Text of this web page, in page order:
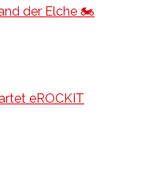
der Elche 🏍️
eROCKIT